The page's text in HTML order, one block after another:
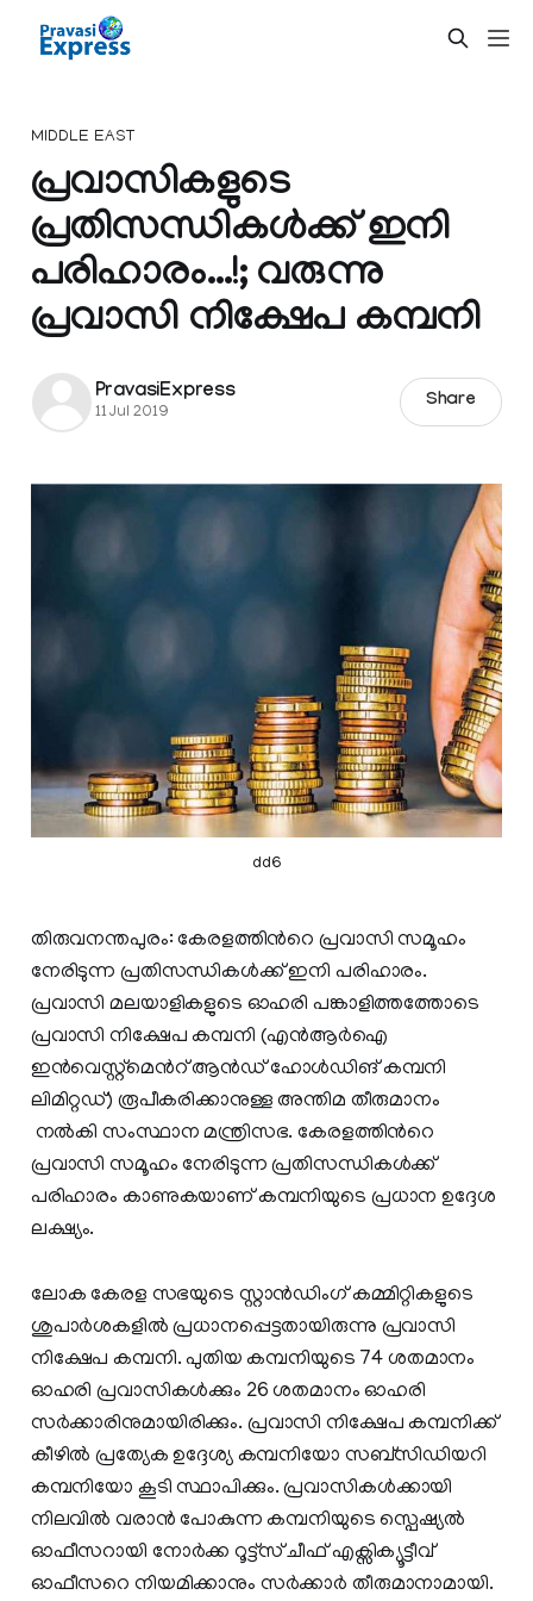
MIDDLE EAST
പ്രവാസികളുടെ
പ്രതിസന്ധികള്‍ക്ക് ഇനി
പരിഹാരം...!; വരുന്നു
പ്രവാസി നിക്ഷേപ കമ്പനി
PravasiExpress
11 Jul 2019
Share
dd6
തിരുവനന്തപുരം: കേരളത്തിന്‍റെ പ്രവാസി സമൂഹം
നേരിടുന്ന പ്രതിസന്ധികള്‍ക്ക് ഇനി പരിഹാരം.
പ്രവാസി മലയാളികളുടെ ഓഹരി പങ്കാളിത്തത്തോടെ
പ്രവാസി നിക്ഷേപ കമ്പനി (എന്‍ആര്‍ഐ
ഇന്‍വെസ്റ്റ്മെന്‍റ് ആന്‍ഡ് ഹോള്‍ഡിങ് കമ്പനി
ലിമിറ്റഡ‍്) രൂപീകരിക്കാനുള്ള അന്തിമ തീരുമാനം
നൽകി സംസ്ഥാന മന്ത്രിസഭ. കേരളത്തിന്‍റെ
പ്രവാസി സമൂഹം നേരിടുന്ന പ്രതിസന്ധികള്‍ക്ക്
പരിഹാരം കാണുകയാണ് കമ്പനിയുടെ പ്രധാന ഉദ്ദേശ
ലക്ഷ്യം.
ലോക കേരള സഭയുടെ സ്റ്റാന്‍ഡിംഗ് കമ്മിറ്റികളുടെ
ശുപാര്‍ശകളില്‍ പ്രധാനപ്പെട്ടതായിരുന്നു പ്രവാസി
നിക്ഷേപ കമ്പനി. പുതിയ കമ്പനിയുടെ 74 ശതമാനം
ഓഹരി പ്രവാസികള്‍ക്കും 26 ശതമാനം ഓഹരി
സര്‍ക്കാരിനുമായിരിക്കും. പ്രവാസി നിക്ഷേപ കമ്പനിക്ക്
കീഴില്‍ പ്രത്യേക ഉദ്ദേശ്യ കമ്പനിയോ സബ്സിഡിയറി
കമ്പനിയോ കൂടി സ്ഥാപിക്കും. പ്രവാസികള്‍ക്കായി
നിലവില്‍ വരാന്‍ പോകുന്ന കമ്പനിയുടെ സ്പെഷ്യല്‍
ഓഫീസറായി നോര്‍ക്ക റൂട്ട്സ് ചീഫ് എക്സിക്യൂട്ടീവ്
ഓഫീസറെ നിയമിക്കാനും സര്‍ക്കാര്‍ തീരുമാനാമായി.